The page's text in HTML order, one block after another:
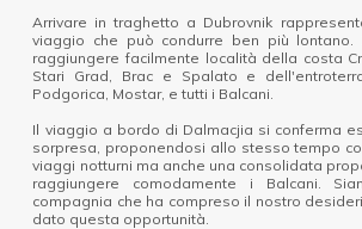
Arrivare in traghetto a Dubrovnik
viaggio che può condurre ben più
raggiungere facilmente località della costa
Stari Grad, Brac e Spalato e
Podgorica, Mostar, e tutti i Balcani.
Il viaggio a bordo di Dalmacjia si conferma
sorpresa, proponendosi allo stesso tempo
viaggi notturni ma anche una consolidata
raggiungere comodamente i Balcani.
compagnia che ha compreso il nostro
dato questa opportunità.